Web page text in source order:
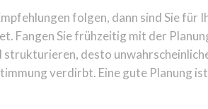
folgen, dann sind Sie für
Fangen Sie frühzeitig mit der
desto
verdirbt. Eine gute Planung